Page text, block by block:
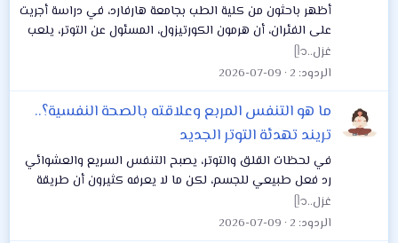
أظهر باحثون من كلية الطب بجامعة هارفارد، في دراسة أجريت
على الفئران، أن هرمون الكورتيزول، المسئول عن التوتر، يلعب
دورًا محوريًا في تشكيل المرونة العصبية للدماغ. من خلال
سلسلة من التجارب، تتبعوا...
غزل..ᥫ᭡
الردود 2
2026-07-09
ما هو التنفس المربع وعلاقته بالصحة النفسية؟..
تريند تهدئة التوتر الجديد
في لحظات القلق والتوتر، يصبح التنفس السريع والعشوائي
رد فعل طبيعي للجسم، لكن ما لا يعرفه كثيرون أن طريقة
التنفس نفسها يمكن أن تكون مفتاحًا لاستعادة الهدوء
والتركيز، ومن بين أشهر التقنيات المستخدمة...
غزل..ᥫ᭡
الردود 2
2026-07-09